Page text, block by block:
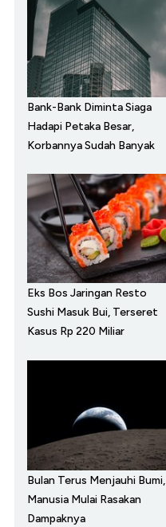
Bank-Bank Diminta Siaga
Hadapi Petaka Besar,
Korbannya Sudah Banyak
Eks Bos Jaringan Resto
Sushi Masuk Bui, Terseret
Kasus Rp 220 Miliar
Bulan Terus Menjauhi Bumi,
Manusia Mulai Rasakan
Dampaknya